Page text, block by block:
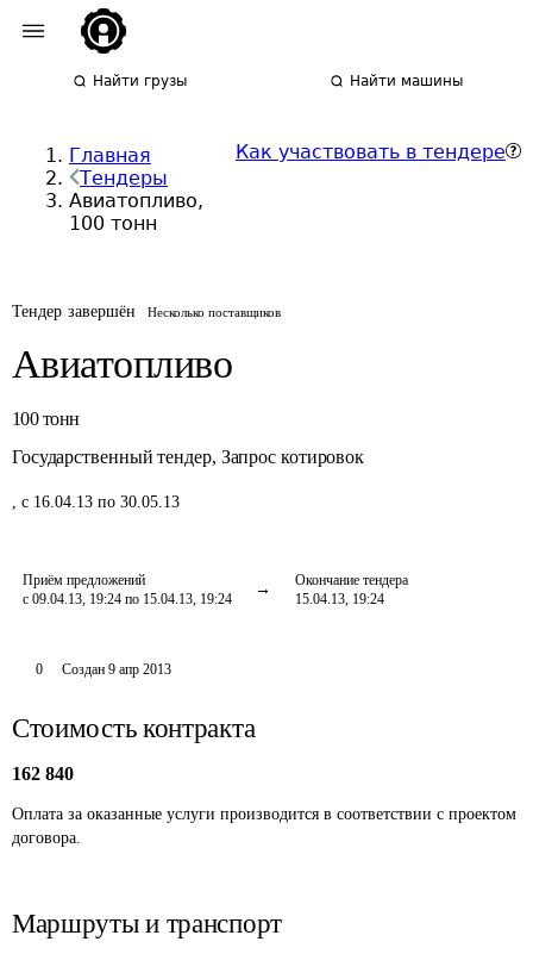
Найти грузы Найти машины
Главная
Тендеры
Авиатопливо,
100 тонн
Как участвовать в тендере
Тендер завершён Несколько поставщиков
Авиатопливо
100 тонн
Государственный тендер, Запрос котировок
, с 16.04.13 по 30.05.13
Приём предложений
с 09.04.13, 19:24 по 15.04.13, 19:24
Окончание тендера
15.04.13, 19:24
0 Создан 9 апр 2013
Стоимость контракта
162 840
Оплата за оказанные услуги производится в соответствии с проектом
договора.
Маршруты и транспорт